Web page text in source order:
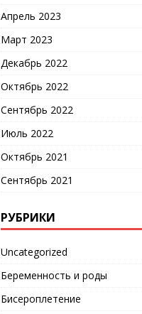
Апрель 2023
Март 2023
Декабрь 2022
Октябрь 2022
Сентябрь 2022
Июль 2022
Октябрь 2021
Сентябрь 2021
РУБРИКИ
Uncategorized
Беременность и роды
Бисероплетение